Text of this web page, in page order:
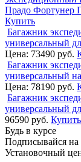
Прадо Фортунер
Купить
Багажник
универсальный
Цена: 73490 руб.
Багажник
универсальный
Цена: 78190 руб.
Багажник
универсальный
96590 руб. Купить
Будь в курсе
Подписывайся на
Установочный